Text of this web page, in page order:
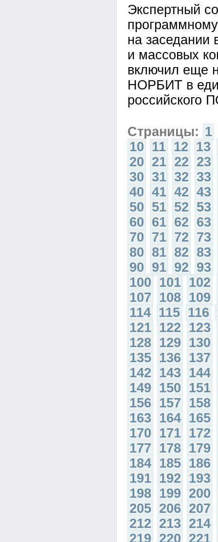
Экспертный
на заседании
и массовых
включил еще
НОРБИТ в
российского
Страницы: 1
10 11 12 13
20 21 22 23
30 31 32 33
40 41 42 43
50 51 52 53
60 61 62 63
70 71 72 73
80 81 82 83
90 91 92 93
100 101 102
107 108 109
114 115 116
121 122 123
128 129 130
135 136 137
142 143 144
149 150 151
156 157 158
163 164 165
170 171 172
177 178 179
184 185 186
191 192 193
198 199 200
205 206 207
212 213 214
219 220 221